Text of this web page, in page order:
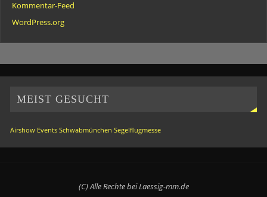
Kommentar-Feed
WordPress.org
MEIST GESUCHT
Airshow Events Schwabmünchen Segelflugmesse
(C) Alle Rechte bei Laessig-mm.de